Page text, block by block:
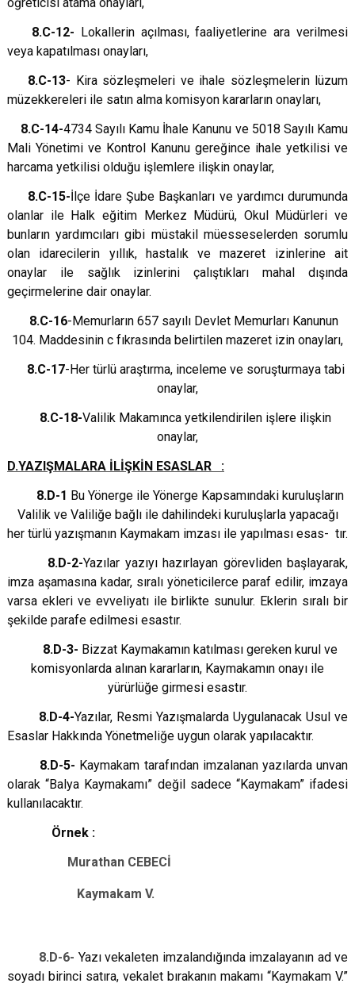
8.C-12- Lokallerin açılması, faaliyetlerine ara verilmesi
veya kapatılması onayları,
8.C-13- Kira sözleşmeleri ve ihale sözleşmelerin lüzum
müzekkereleri ile satın alma komisyon kararların onayları,
8.C-14-4734 Sayılı Kamu İhale Kanunu ve 5018 Sayılı Kamu
Mali Yönetimi ve Kontrol Kanunu gereğince ihale yetkilisi ve
harcama yetkilisi olduğu işlemlere ilişkin onaylar,
8.C-15-İlçe İdare Şube Başkanları ve yardımcı durumunda
olanlar ile Halk eğitim Merkez Müdürü, Okul Müdürleri ve
bunların yardımcıları gibi müstakil müesseselerden sorumlu
olan idarecilerin yıllık, hastalık ve mazeret izinlerine ait
onaylar ile sağlık izinlerini çalıştıkları mahal dışında
geçirmelerine dair onaylar.
8.C-16-Memurların 657 sayılı Devlet Memurları Kanunun
104. Maddesinin c fıkrasında belirtilen mazeret izin onayları,
8.C-17-Her türlü araştırma, inceleme ve soruşturmaya tabi
onaylar,
8.C-18-Valilik Makamınca yetkilendirilen işlere ilişkin
onaylar,
D.YAZIŞMALARA İLİŞKİN ESASLAR :
8.D-1 Bu Yönerge ile Yönerge Kapsamındaki kuruluşların
Valilik ve Valiliğe bağlı ile dahilindeki kuruluşlarla yapacağı
her türlü yazışmanın Kaymakam imzası ile yapılması esas- tır.
8.D-2-Yazılar yazıyı hazırlayan görevliden başlayarak,
imza aşamasına kadar, sıralı yöneticilerce paraf edilir, imzaya
varsa ekleri ve evveliyatı ile birlikte sunulur. Eklerin sıralı bir
şekilde parafe edilmesi esastır.
8.D-3- Bizzat Kaymakamın katılması gereken kurul ve
komisyonlarda alınan kararların, Kaymakamın onayı ile
yürürlüğe girmesi esastır.
8.D-4-Yazılar, Resmi Yazışmalarda Uygulanacak Usul ve
Esaslar Hakkında Yönetmeliğe uygun olarak yapılacaktır.
8.D-5- Kaymakam tarafından imzalanan yazılarda unvan
olarak “Balya Kaymakamı” değil sadece “Kaymakam” ifadesi
kullanılacaktır.
Örnek :
Murathan CEBECİ
Kaymakam V.
8.D-6- Yazı vekaleten imzalandığında imzalayanın ad ve
soyadı birinci satıra, vekalet bırakanın makamı “Kaymakam V.”